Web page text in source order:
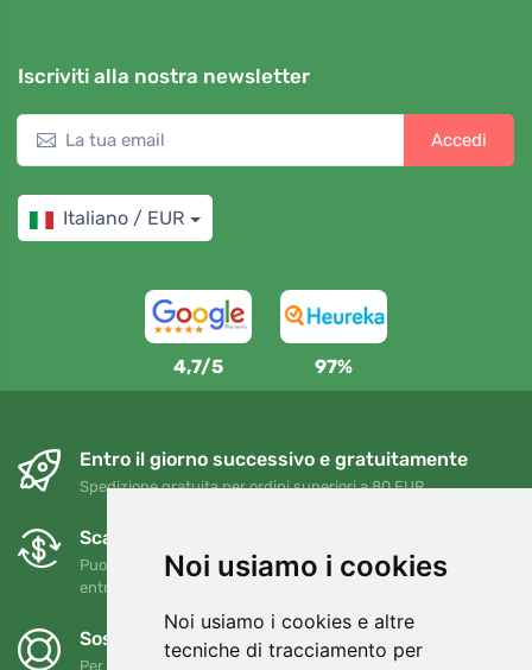
Noi usiamo i cookies
Noi usiamo i cookies e altre
tecniche di tracciamento per
Iscriviti alla nostra newsletter
Accedi
Italiano / EUR
4,7/5 97%
Entro il giorno successivo e gratuitamente
Spedizione gratuita per ordini superiori a 80 EUR
Scambi e resi gratuiti
Puoi restituire o cambiare il tuo ordine in qualsiasi momento
entro 90 giorni
Sosteniamo Trees.org
Per ogni ordine piantiamo un albero! Leggi di più